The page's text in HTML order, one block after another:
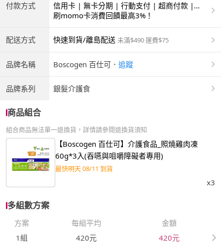
付款方式
信用卡 | 無卡分期 | 行動支付 | 超商付款 |
ATM | 銀聯卡
刷momo卡消費回饋最高3%！
配送方式 快速到貨/離島配送 未滿$490 運費$75
品牌名稱 Boscogen 百仕可 ． 追蹤
品牌系列 銀髮介護食
商品組合
組合商品無法單一退換貨，詳情請參閱退換貨須知
【Boscogen 百仕可】介護食品_照燒雞肉凍
60g*3入(吞嚥與咀嚼障礙者專用)
最快明天 08/11 到貨
x3
多組數方案
方案 每組平均
金額
1組
420元
420元